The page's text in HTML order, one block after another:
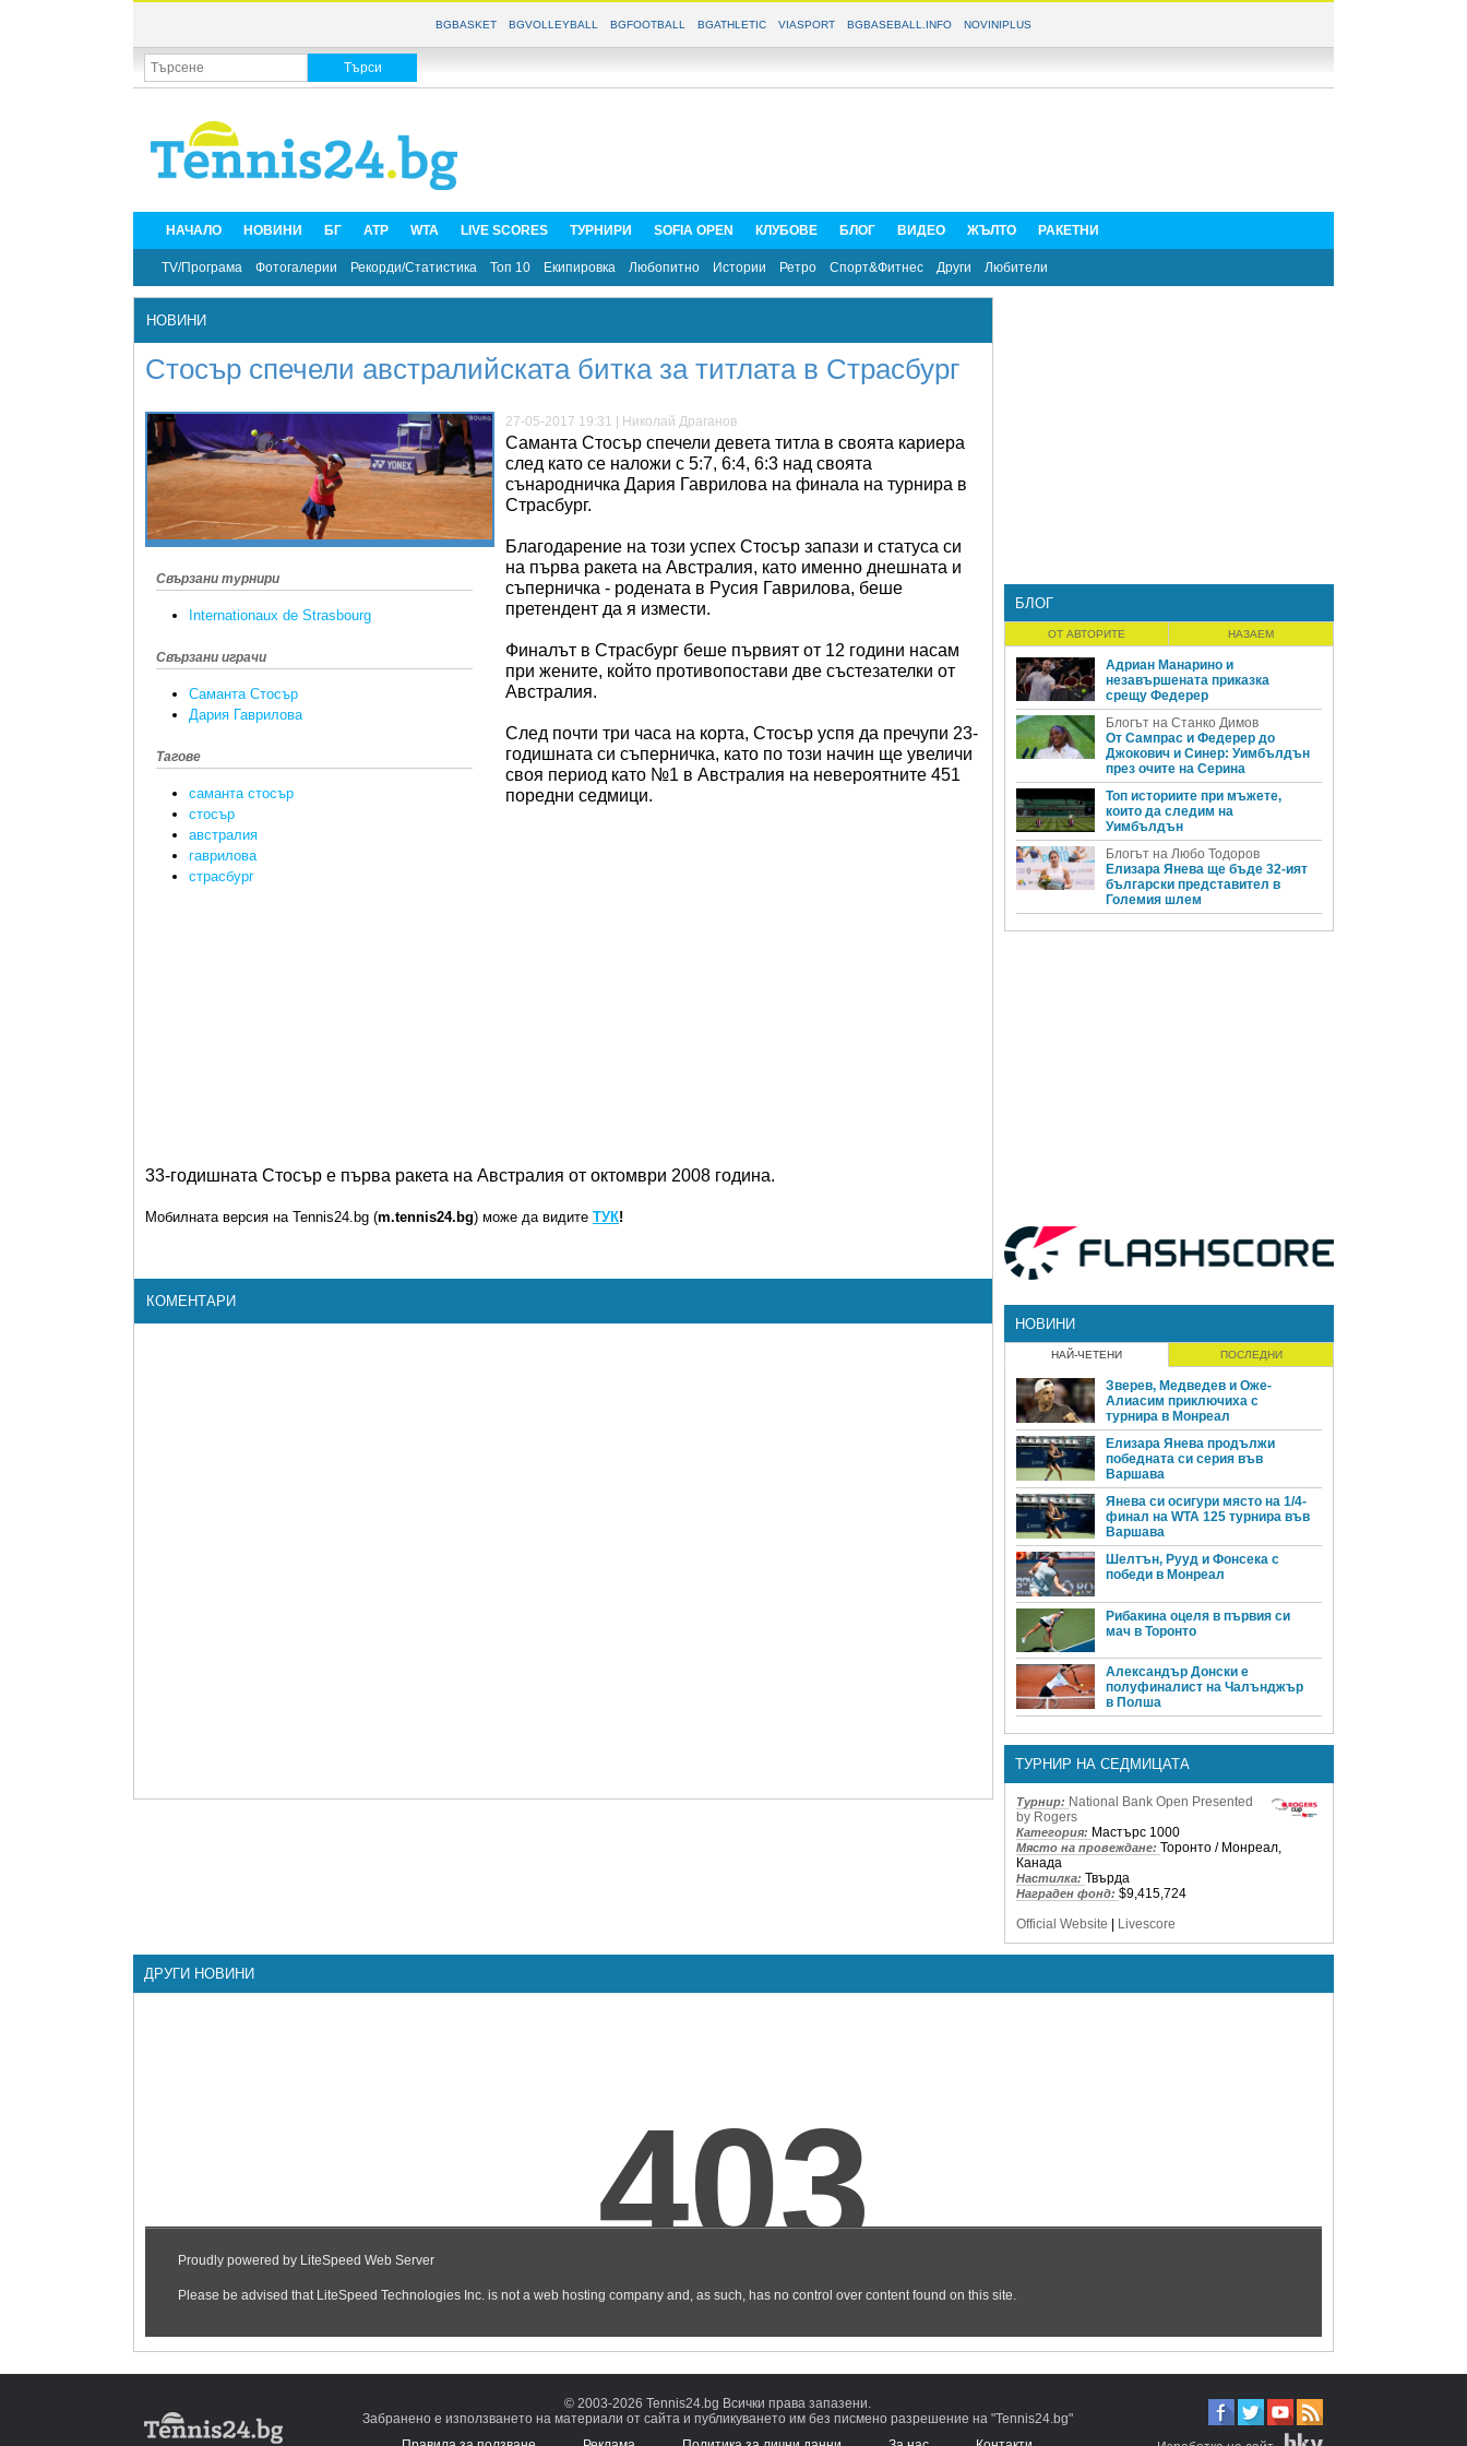
BGBASKET BGVOLLEYBALL BGFOOTBALL BGATHLETIC VIASPORT BGBASEBALL.INFO NOVINIPLUS
НАЧАЛО НОВИНИ БГ ATP WTA LIVE SCORES ТУРНИРИ SOFIA OPEN КЛУБОВЕ БЛОГ ВИДЕО ЖЪЛТО РАКЕТНИ
TV/Програма Фотогалерии Рекорди/Статистика Топ 10 Екипировка Любопитно Истории Ретро Спорт&Фитнес Други Любители
НОВИНИ
Стосър спечели австралийската битка за титлата в Страсбург
Свързани турнири
Internationaux de Strasbourg
Свързани играчи
Саманта Стосър
Дария Гаврилова
Тагове
саманта стосър
стосър
австралия
гаврилова
страсбург
27-05-2017 19:31 | Николай Драганов
Саманта Стосър спечели девета титла в своята кариера
след като се наложи с 5:7, 6:4, 6:3 над своята
сънародничка Дария Гаврилова на финала на турнира в
Страсбург.
Благодарение на този успех Стосър запази и статуса си
на първа ракета на Австралия, като именно днешната и
съперничка - родената в Русия Гаврилова, беше
претендент да я измести.
Финалът в Страсбург беше първият от 12 години насам
при жените, който противопостави две състезателки от
Австралия.
След почти три часа на корта, Стосър успя да пречупи 23-
годишната си съперничка, като по този начин ще увеличи
своя период като №1 в Австралия на невероятните 451
поредни седмици.
33-годишната Стосър е първа ракета на Австралия от октомври 2008 година.
Мобилната версия на Tennis24.bg (m.tennis24.bg) може да видите ТУК!
КОМЕНТАРИ
БЛОГ
ОТ АВТОРИТЕ НАЗАЕМ
Адриан Манарино и
незавършената приказка
срещу Федерер
Блогът на Станко Димов
От Сампрас и Федерер до
Джокович и Синер: Уимбълдън
през очите на Серина
Топ историите при мъжете,
които да следим на
Уимбълдън
Блогът на Любо Тодоров
Елизара Янева ще бъде 32-ият
български представител в
Големия шлем
НОВИНИ
НАЙ-ЧЕТЕНИ ПОСЛЕДНИ
Зверев, Медведев и Оже-
Алиасим приключиха с
турнира в Монреал
Елизара Янева продължи
победната си серия във
Варшава
Янева си осигури място на 1/4-
финал на WTA 125 турнира във
Варшава
Шелтън, Рууд и Фонсека с
победи в Монреал
Рибакина оцеля в първия си
мач в Торонто
Александър Донски е
полуфиналист на Чалънджър
в Полша
ТУРНИР НА СЕДМИЦАТА
Турнир: National Bank Open Presented
by Rogers
Категория: Мастърс 1000
Място на провеждане: Торонто / Монреал,
Канада
Настилка: Твърда
Награден фонд: $9,415,724
Official Website
Livescore
ДРУГИ НОВИНИ
© 2003-2026 Tennis24.bg Всички права запазени.
Забранено е използването на материали от сайта и публикуването им без писмено разрешение на "Tennis24.bg"